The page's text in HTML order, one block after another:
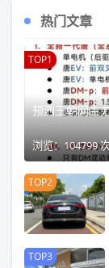
热门文章
TOP1
预测王朝网主
浏览：104799
TOP2
TOP3